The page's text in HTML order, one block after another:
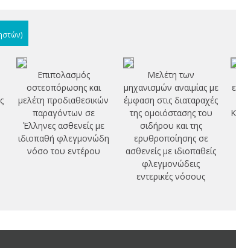
Επιπολασμός
οστεοπόρωσης και
μελέτη προδιαθεσικών
παραγόντων σε
Έλληνες ασθενείς με
ιδιοπαθή φλεγμονώδη
νόσο του εντέρου
Μελέτη των
μηχανισμών αναιμίας με
έμφαση στις διαταραχές
της ομοιόστασης του
σιδήρου και της
ερυθροποίησης σε
ασθενείς με ιδιοπαθείς
φλεγμονώδεις
εντερικές νόσους